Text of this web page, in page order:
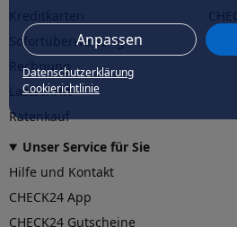
Anpassen
Datenschutzerklärung
Cookierichtlinie
Sofortüberweisung
Rechnung
Lastschrift
Ratenkauf
Unser Service für Sie
Hilfe und Kontakt
CHECK24 App
CHECK24 Gutscheine